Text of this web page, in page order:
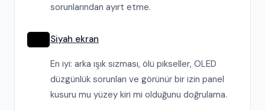
sorunlarından ayırt etme.
Siyah ekran
En iyi: arka ışık sızması, ölü pikseller, OLED
düzgünlük sorunları ve görünür bir izin panel
kusuru mu yüzey kiri mi olduğunu doğrulama.